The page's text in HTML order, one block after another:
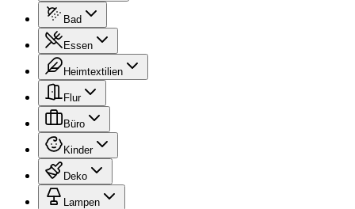
Bad
Essen
Heimtextilien
Flur
Büro
Kinder
Deko
Lampen